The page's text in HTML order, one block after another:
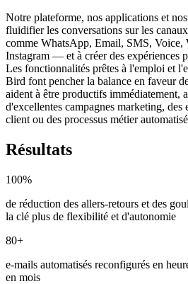
Notre plateforme, nos applications et
fluidifier les conversations sur les
comme WhatsApp, Email, SMS, Voice,
Instagram — et à créer des expériences
Les fonctionnalités prêtes à l'emploi et
Bird font pencher la balance en faveur
aident à être productifs immédiatement,
d'excellentes campagnes marketing, des
client ou des processus métier
Résultats
100%
de réduction des allers-retours et des
la clé plus de flexibilité et d'autonomie
80+
e-mails automatisés reconfigurés en
en mois